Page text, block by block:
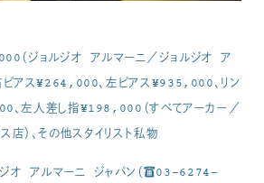
（ジョルジオ アルマーニ／ジョルジオ ア
ピアス¥264,000、左ピアス¥935,000、リン
、左人差し指¥198,000（すべてアーカー／
）、その他スタイリスト私物
ジオ アルマーニ ジャパン（☎︎03-6274-